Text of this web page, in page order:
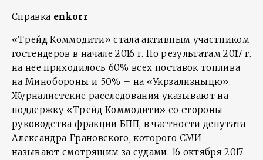
Справка enkorr
«Трейд Коммодити» стала активным участником
гостендеров в начале 2016 г. По результатам 2017 г.
на нее приходилось 60% всех поставок топлива
на Минобороны и 50% – на «Укрзализныцю».
Журналистские расследования указывают на
поддержку «Трейд Коммодити» со стороны
руководства фракции БПП, в частности депутата
Александра Грановского, которого СМИ
называют смотрящим за судами. 16 октября 2017